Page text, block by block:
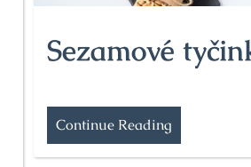
Sezamové
Continue Reading